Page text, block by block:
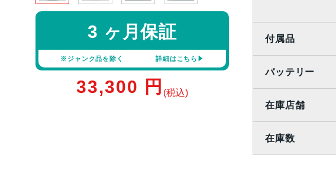
3 ヶ月保証
※ジャンク品を除く 詳細はこちら
33,300 円 (税込)
付属品
バッテリー
在庫店舗
在庫数